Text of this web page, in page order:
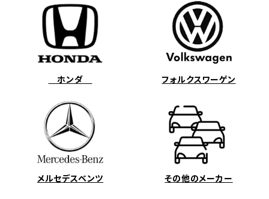
ホンダ フォルクスワーゲン
メルセデスベンツ その他のメーカー